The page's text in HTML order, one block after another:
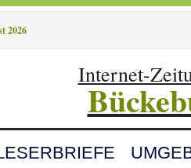
2026
Internet-